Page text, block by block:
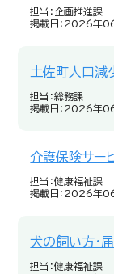
担当：企画推進課
掲載日：2026年
土佐町人口減
担当：総務課
掲載日：2026年
介護保険サー
担当：健康福祉課
掲載日：2026年
犬の飼い方・
担当：健康福祉課